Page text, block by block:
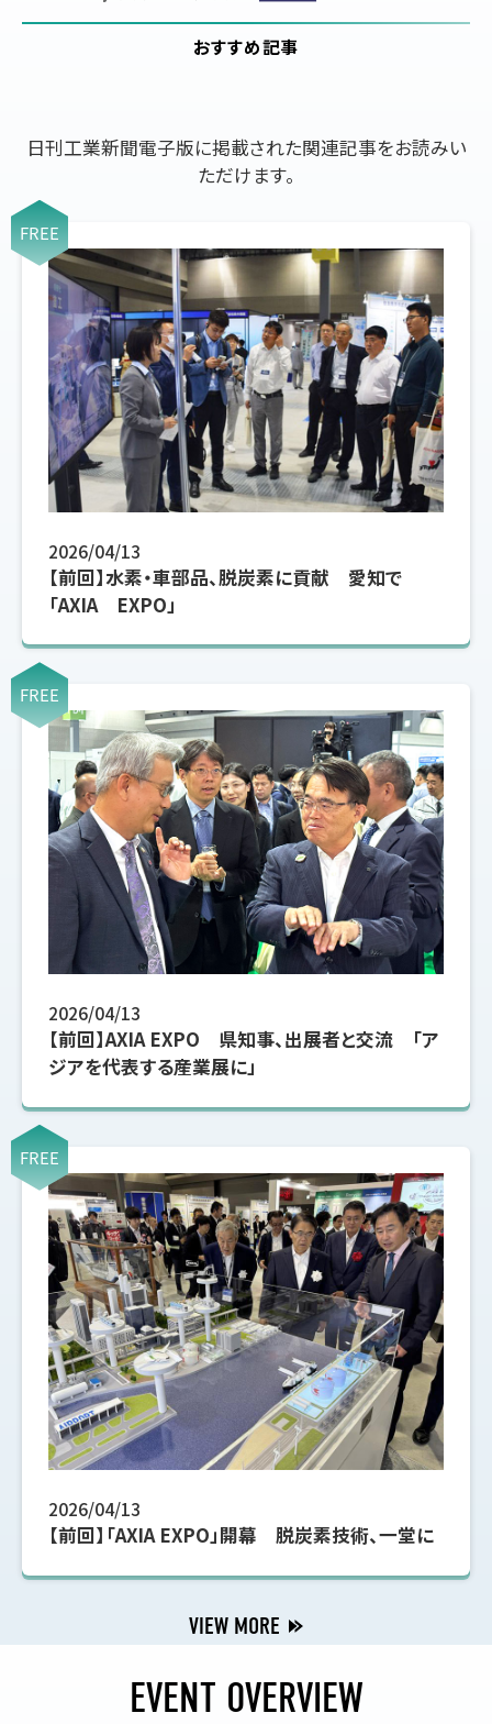
おすすめ記事
日刊工業新聞電子版に掲載された関連記事をお読みい
ただけます。
2026/04/13
【前回】水素・車部品、脱炭素に貢献 愛知で
「AXIA EXPO」
FREE
2026/04/13
【前回】AXIA EXPO 県知事、出展者と交流 「ア
ジアを代表する産業展に」
FREE
2026/04/13
【前回】「AXIA EXPO」開幕 脱炭素技術、一堂に
FREE
VIEW MORE
EVENT OVERVIEW